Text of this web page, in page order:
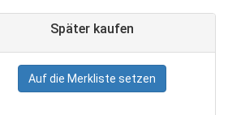
Später kaufen
Auf die Merkliste setzen